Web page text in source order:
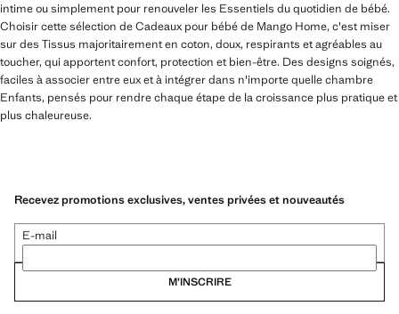
intime ou simplement pour renouveler les Essentiels du quotidien de bébé.
Choisir cette sélection de Cadeaux pour bébé de Mango Home, c'est miser
sur des Tissus majoritairement en coton, doux, respirants et agréables au
toucher, qui apportent confort, protection et bien-être. Des designs soignés,
faciles à associer entre eux et à intégrer dans n'importe quelle chambre
Enfants, pensés pour rendre chaque étape de la croissance plus pratique et
plus chaleureuse.
Recevez promotions exclusives, ventes privées et nouveautés
E-mail
M’INSCRIRE